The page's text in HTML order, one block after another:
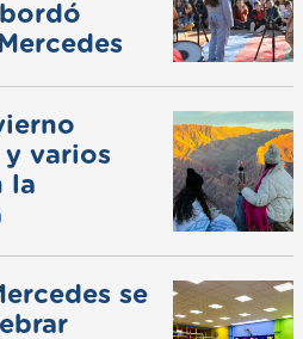
varios
la
se